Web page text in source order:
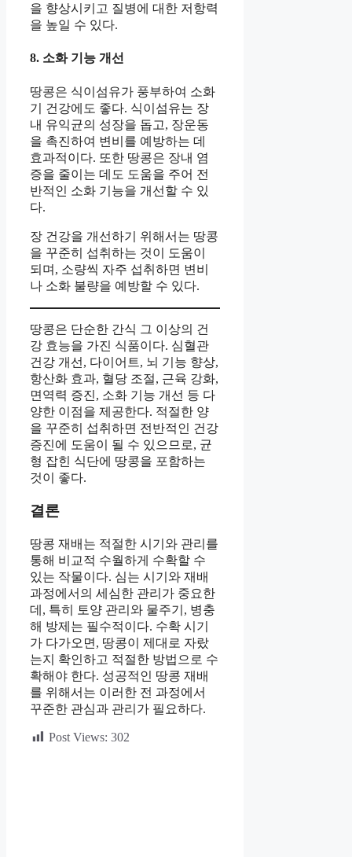
을 향상시키고 질병에 대한 저항력
을 높일 수 있다.
8. 소화 기능 개선
땅콩은 식이섬유가 풍부하여 소화
기 건강에도 좋다. 식이섬유는 장
내 유익균의 성장을 돕고, 장운동
을 촉진하여 변비를 예방하는 데
효과적이다. 또한 땅콩은 장내 염
증을 줄이는 데도 도움을 주어 전
반적인 소화 기능을 개선할 수 있
다.
장 건강을 개선하기 위해서는 땅콩
을 꾸준히 섭취하는 것이 도움이
되며, 소량씩 자주 섭취하면 변비
나 소화 불량을 예방할 수 있다.
땅콩은 단순한 간식 그 이상의 건
강 효능을 가진 식품이다. 심혈관
건강 개선, 다이어트, 뇌 기능 향상,
항산화 효과, 혈당 조절, 근육 강화,
면역력 증진, 소화 기능 개선 등 다
양한 이점을 제공한다. 적절한 양
을 꾸준히 섭취하면 전반적인 건강
증진에 도움이 될 수 있으므로, 균
형 잡힌 식단에 땅콩을 포함하는
것이 좋다.
결론
땅콩 재배는 적절한 시기와 관리를
통해 비교적 수월하게 수확할 수
있는 작물이다. 심는 시기와 재배
과정에서의 세심한 관리가 중요한
데, 특히 토양 관리와 물주기, 병충
해 방제는 필수적이다. 수확 시기
가 다가오면, 땅콩이 제대로 자랐
는지 확인하고 적절한 방법으로 수
확해야 한다. 성공적인 땅콩 재배
를 위해서는 이러한 전 과정에서
꾸준한 관심과 관리가 필요하다.
Post Views: 302